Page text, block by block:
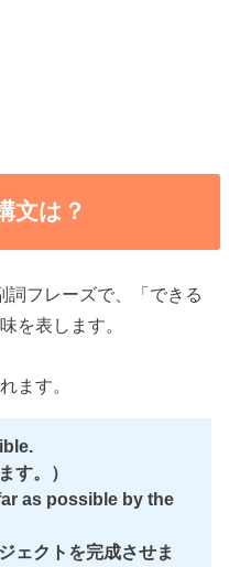
文は？
詞フレーズで、「できる
を表します。
ます。
す。）
as possible by the
ェクトを完成させま